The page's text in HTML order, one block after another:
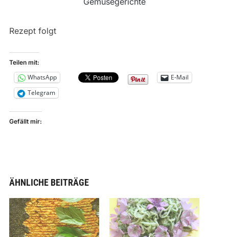
Rezept folgt
Teilen mit:
WhatsApp
E-Mail
Telegram
Gefällt mir:
ÄHNLICHE BEITRÄGE